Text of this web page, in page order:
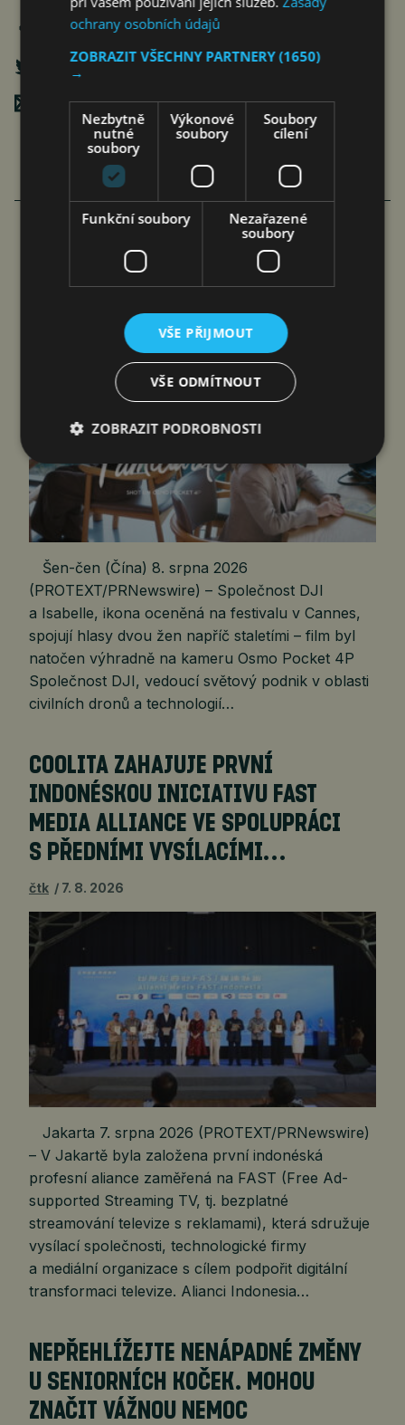
Poslat mailem
FAMILIARITÉ: POETICKÉ PROPOJENÍ
FILMU A LITERATURY
8. 8. 2026
Šen-čen (Čína) 8. srpna 2026
(PROTEXT/PRNewswire) – Společnost DJI
a Isabelle, ikona oceněná na festivalu v Cannes,
spojují hlasy dvou žen napříč staletími – film byl
natočen výhradně na kameru Osmo Pocket 4P
Společnost DJI, vedoucí světový podnik v oblasti
civilních dronů a technologií…
COOLITA ZAHAJUJE PRVNÍ
INDONÉSKOU INICIATIVU FAST
MEDIA ALLIANCE VE SPOLUPRÁCI
S PŘEDNÍMI VYSÍLACÍMI…
čtk 7. 8. 2026
Jakarta 7. srpna 2026 (PROTEXT/PRNewswire)
– V Jakartě byla založena první indonéská
profesní aliance zaměřená na FAST (Free Ad-
supported Streaming TV, tj. bezplatné
streamování televize s reklamami), která sdružuje
vysílací společnosti, technologické firmy
a mediální organizace s cílem podpořit digitální
transformaci televize. Alianci Indonesia…
NEPŘEHLÍŽEJTE NENÁPADNÉ ZMĚNY
U SENIORNÍCH KOČEK. MOHOU
ZNAČIT VÁŽNOU NEMOC
ochrany osobních údajů
ZOBRAZIT VŠECHNY PARTNERY(1650)
→
Nezbytně
nutné
soubory
Výkonové
soubory
Soubory
cílení
Funkční soubory
Nezařazené
soubory
VŠE PŘIJMOUT
VŠE ODMÍTNOUT
ZOBRAZIT PODROBNOSTI